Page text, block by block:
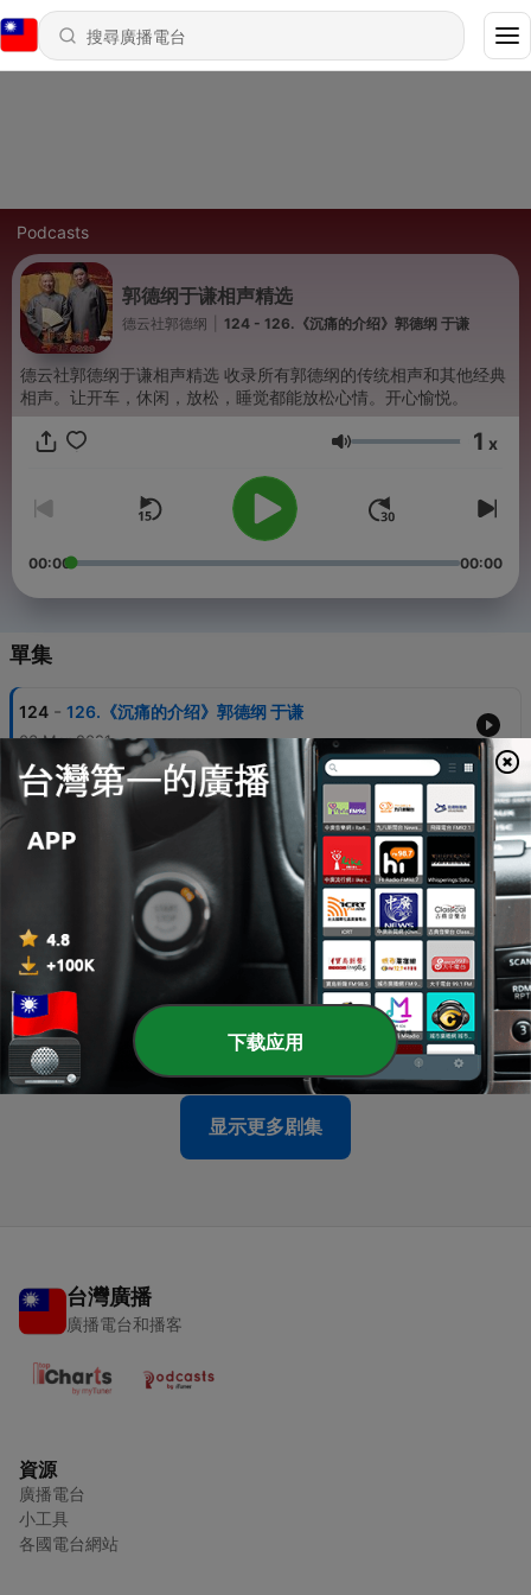
Podcasts
郭德纲于谦相声精选
德云社郭德纲 124 - 126.《沉痛的介绍》郭德纲 于谦
德云社郭德纲于谦相声精选 收录所有郭德纲的传统相声和其他经典
相声。让开车，休闲，放松，睡觉都能放松心情。开心愉悦。
音量 1 x
00:00 00:00
單集
124 - 126.《沉痛的介绍》郭德纲 于谦
03 Mar 2021
123 - 125.《坏学生》郭德纲 于谦
124.《民以食为天》郭德纲 于谦
121 - 123.《情义谱》01郭德纲 于谦
11 Feb 2021
120 122.《情义谱》02郭德纲 于谦
09 Feb 2021
显示更多剧集
台灣廣播
廣播電台和播客
資源
廣播電台
小工具
各國電台網站
下载应用